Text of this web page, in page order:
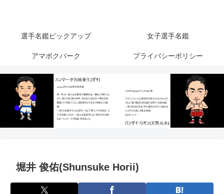
選手名鑑ピックアップ 女子選手名鑑
アマボクパーク プライバシーポリシー
堀井 俊佑(Shunsuke Horii)